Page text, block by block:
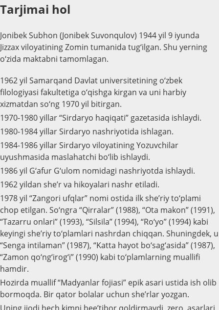
Tarjimai hol
Jonibek Subhon (Jonibek Suvonqulov) 1944 yil 9 iyunda
Jizzax viloyatining Zomin tumanida tug‘ilgan. Shu yerning
o‘zida maktabni tamomlagan.
1962 yil Samarqand Davlat universitetining o‘zbek
filologiyasi fakultetiga o‘qishga kirgan va uni harbiy
xizmatdan so‘ng 1970 yil bitirgan.
1970-1980 yillar “Sirdaryo haqiqati” gazetasida ishlaydi.
1980-1984 yillar Sirdaryo nashriyotida ishlagan.
1984-1986 yillar Sirdaryo viloyatining Yozuvchilar
uyushmasida maslahatchi bo‘lib ishlaydi.
1986 yil G‘afur G‘ulom nomidagi nashriyotda ishlaydi.
1962 yildan she’r va hikoyalari nashr etiladi.
1978 yil “Zangori ufqlar” nomi ostida ilk she’riy to‘plami
chop etilgan. So‘ngra “Qirralar” (1988), “Ota makon” (1991),
“Tazarru onlari” (1993), “Silsila” (1994), “Ro‘yo” (1994) kabi
keyingi she’riy to‘plamlari nashrdan chiqqan. Shuningdek, u
“Senga intilaman” (1987), “Katta hayot bo‘sag‘asida” (1987),
“Zamon qo‘ng‘irog‘i” (1990) kabi to‘plamlarning muallifi
hamdir.
Hozirda muallif “Madyanlar fojiasi” epik asari ustida ish olib
bormoqda. Bir qator bolalar uchun she’rlar yozgan.